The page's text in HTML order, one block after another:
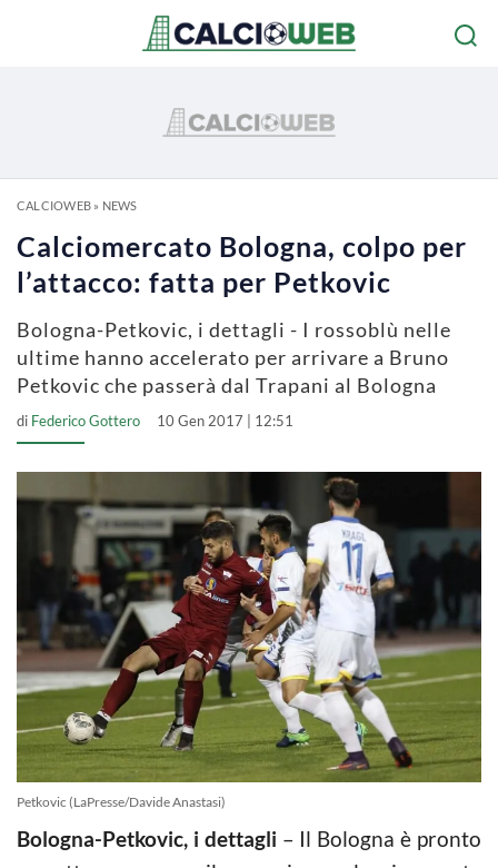
CALCIOWEB» NEWS
Calciomercato Bologna, colpo per
l’attacco: fatta per Petkovic
Bologna-Petkovic, i dettagli - I rossoblù nelle
ultime hanno accelerato per arrivare a Bruno
Petkovic che passerà dal Trapani al Bologna
di Federico Gottero 10 Gen 2017 | 12:51
Petkovic (LaPresse/Davide Anastasi)
Bologna-Petkovic, i dettagli – Il Bologna è pronto